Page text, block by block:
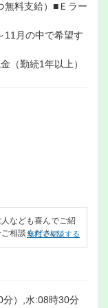
無料支給）■Ｅラー
11月の中で希望す
（勤続1年以上）
なども喜んでご紹
相談ください。
無料で相談する
分）,水:08時30分